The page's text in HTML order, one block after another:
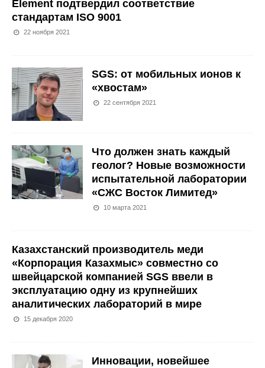
Element подтвердил соответствие
стандартам ISO 9001
22 ноября 2021
SGS: от мобильных ионов к
«хвостам»
22 сентября 2021
Что должен знать каждый
геолог? Новые возможности
испытательной лаборатории
«СЖС Восток Лимитед»
10 марта 2021
Казахстанский производитель меди
«Корпорация Казахмыс» совместно со
швейцарской компанией SGS ввели в
эксплуатацию одну из крупнейших
аналитических лабораторий в мире
15 декабря 2020
Инновации, новейшее